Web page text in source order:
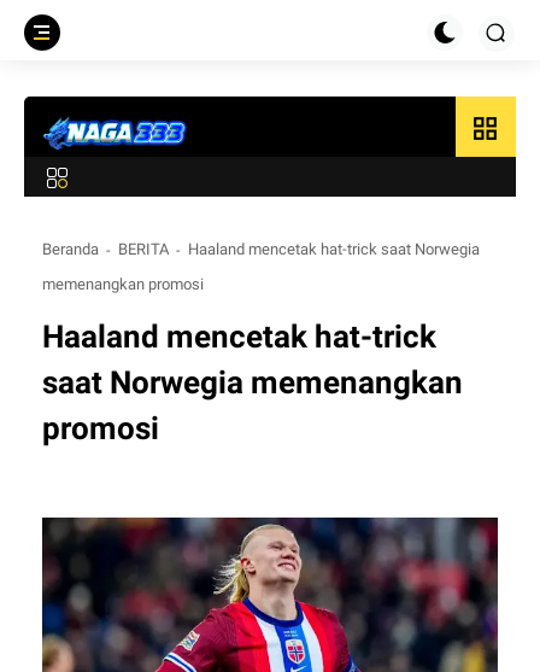
grid_view
Beranda BERITA
Haaland mencetak hat-trick saat Norwegia
memenangkan promosi
Haaland mencetak hat-trick
saat Norwegia memenangkan
promosi